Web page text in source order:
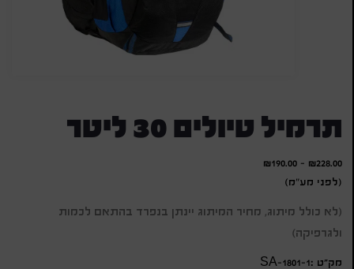
תרמיל טיולים 30 ליטר
₪228.00
-
₪190.00
(לפני מע"מ)
(לא כולל מיתוג, מחיר המיתוג יינתן בנפרד בהתאם לכמות
ולגרפיקה)
מק״ט :SA-1801-1